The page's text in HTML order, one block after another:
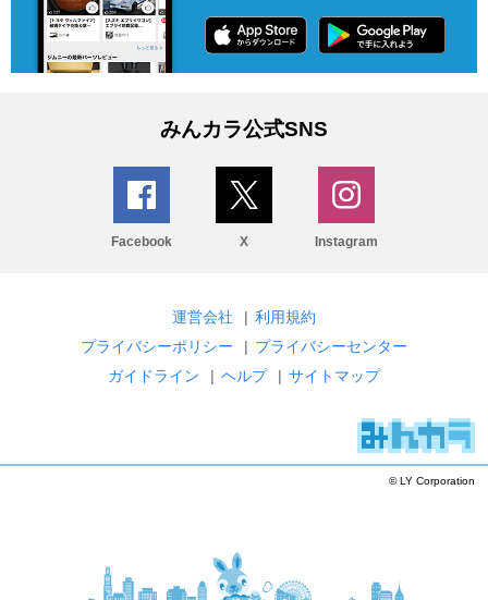
みんカラ公式SNS
Facebook X Instagram
運営会社 | 利用規約
プライバシーポリシー
| プライバシーセンター
ガイドライン
| ヘルプ | サイトマップ
© LY Corporation